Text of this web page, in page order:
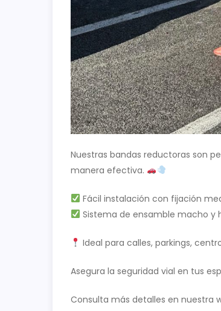
Nuestras bandas reductoras son
manera efectiva.
Fácil instalación con fijación
Sistema de ensamble macho y
Ideal para calles, parkings,
Asegura la seguridad vial en tus
Consulta más detalles en nuestra